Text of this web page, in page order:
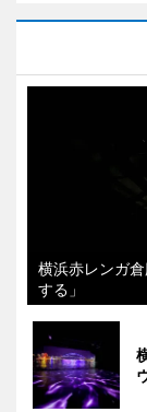
横浜赤レンガ
する」